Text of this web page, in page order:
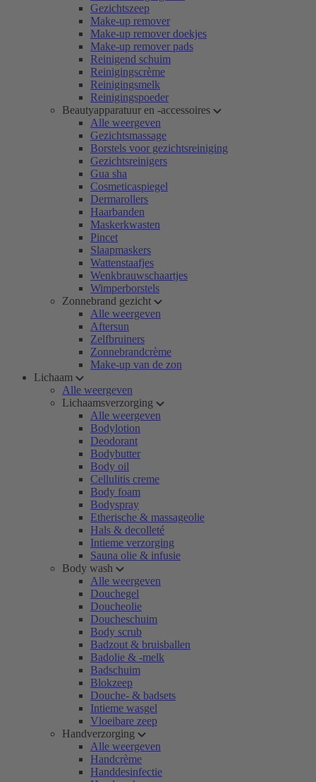
Gezichtszeep
Make-up remover
Make-up remover doekjes
Make-up remover pads
Reinigend schuim
Reinigingscrème
Reinigingsmelk
Reinigingspoeder
Beautyapparatuur en -accessoires
Alle weergeven
Gezichtsmassage
Borstels voor gezichtsreiniging
Gezichtsreinigers
Gua sha
Cosmeticaspiegel
Dermarollers
Haarbanden
Maskerkwasten
Pincet
Slaapmaskers
Wattenstaafjes
Wenkbrauwschaartjes
Wimperborstels
Zonnebrand gezicht
Alle weergeven
Aftersun
Zelfbruiners
Zonnebrandcrème
Make-up van de zon
Lichaam
Alle weergeven
Lichaamsverzorging
Alle weergeven
Bodylotion
Deodorant
Bodybutter
Body oil
Cellulitis creme
Body foam
Bodyspray
Etherische & massageolie
Hals & decolleté
Intieme verzorging
Sauna olie & infusie
Body wash
Alle weergeven
Douchegel
Doucheolie
Doucheschuim
Body scrub
Badzout & bruisballen
Badolie & -melk
Badschuim
Blokzeep
Douche- & badsets
Intieme wasgel
Vloeibare zeep
Handverzorging
Alle weergeven
Handcrème
Handdesinfectie